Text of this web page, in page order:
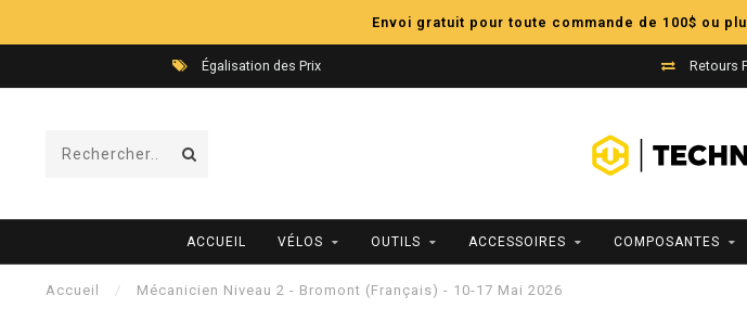
Envoi gratuit pour toute commande de 100$ ou
Égalisation des Prix Retours
ACCUEIL VÉLOS OUTILS ACCESSOIRES COMPOSANTES
Accueil / Mécanicien Niveau 2 - Bromont (Français) - 10-17 Mai 2026